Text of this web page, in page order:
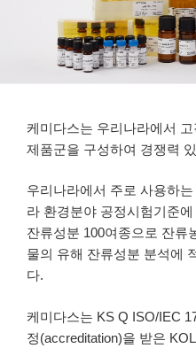
케미다스는 우리나라에서
제품군을 구성하여 경쟁력
우리나라에서 주로 사용하
라 환경분야 공정시험기준
잔류성분 100여종으로 잔류
물의 유해 잔류성분 분석에
다.
케미다스는 KS Q ISO/IEC
정(accreditation)을 받은